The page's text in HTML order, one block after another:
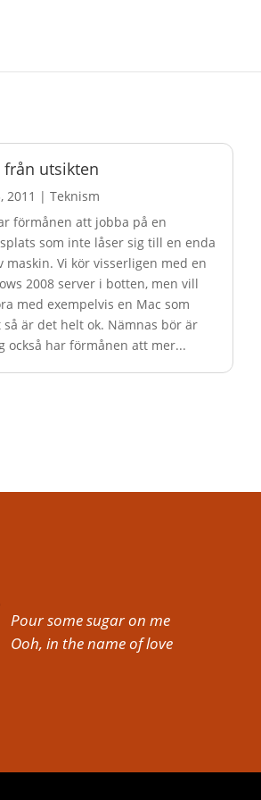
från utsikten
2011 | Teknism
förmånen att jobba på en
som inte låser sig till en enda
maskin. Vi kör visserligen med en
2008 server i botten, men vill
med exempelvis en Mac som
så är det helt ok. Nämnas bör är
också har förmånen att mer...
Pour some sugar on me
Ooh, in the name of love